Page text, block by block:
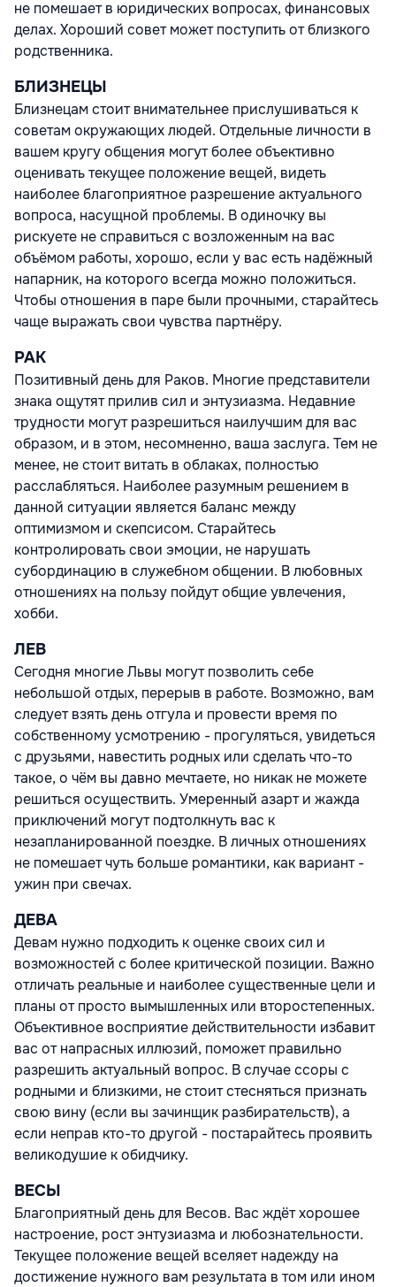
не помешает в юридических вопросах, финансовых
делах. Хороший совет может поступить от близкого
родственника.
БЛИЗНЕЦЫ
Близнецам стоит внимательнее прислушиваться к
советам окружающих людей. Отдельные личности в
вашем кругу общения могут более объективно
оценивать текущее положение вещей, видеть
наиболее благоприятное разрешение актуального
вопроса, насущной проблемы. В одиночку вы
рискуете не справиться с возложенным на вас
объёмом работы, хорошо, если у вас есть надёжный
напарник, на которого всегда можно положиться.
Чтобы отношения в паре были прочными, старайтесь
чаще выражать свои чувства партнёру.
РАК
Позитивный день для Раков. Многие представители
знака ощутят прилив сил и энтузиазма. Недавние
трудности могут разрешиться наилучшим для вас
образом, и в этом, несомненно, ваша заслуга. Тем не
менее, не стоит витать в облаках, полностью
расслабляться. Наиболее разумным решением в
данной ситуации является баланс между
оптимизмом и скепсисом. Старайтесь
контролировать свои эмоции, не нарушать
субординацию в служебном общении. В любовных
отношениях на пользу пойдут общие увлечения,
хобби.
ЛЕВ
Сегодня многие Львы могут позволить себе
небольшой отдых, перерыв в работе. Возможно, вам
следует взять день отгула и провести время по
собственному усмотрению - прогуляться, увидеться
с друзьями, навестить родных или сделать что-то
такое, о чём вы давно мечтаете, но никак не можете
решиться осуществить. Умеренный азарт и жажда
приключений могут подтолкнуть вас к
незапланированной поездке. В личных отношениях
не помешает чуть больше романтики, как вариант -
ужин при свечах.
ДЕВА
Девам нужно подходить к оценке своих сил и
возможностей с более критической позиции. Важно
отличать реальные и наиболее существенные цели и
планы от просто вымышленных или второстепенных.
Объективное восприятие действительности избавит
вас от напрасных иллюзий, поможет правильно
разрешить актуальный вопрос. В случае ссоры с
родными и близкими, не стоит стесняться признать
свою вину (если вы зачинщик разбирательств), а
если неправ кто-то другой - постарайтесь проявить
великодушие к обидчику.
ВЕСЫ
Благоприятный день для Весов. Вас ждёт хорошее
настроение, рост энтузиазма и любознательности.
Текущее положение вещей вселяет надежду на
достижение нужного вам результата в том или ином